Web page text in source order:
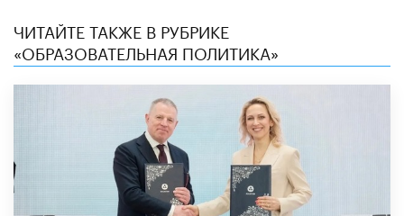
ЧИТАЙТЕ ТАКЖЕ В РУБРИКЕ
«ОБРАЗОВАТЕЛЬНАЯ ПОЛИТИКА»